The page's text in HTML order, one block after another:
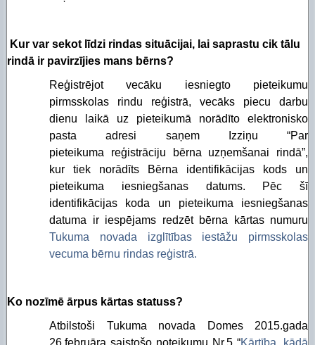
Kur var sekot līdzi rindas situācijai, lai saprastu cik tālu
rindā ir pavirzījies mans bērns?
Reģistrējot vecāku iesniegto pieteikumu
pirmsskolas rindu reģistrā, vecāks piecu darbu
dienu laikā uz pieteikumā norādīto elektronisko
pasta adresi saņem Izziņu “Par
pieteikuma reģistrāciju bērna uzņemšanai rindā”,
kur tiek norādīts Bērna identifikācijas kods un
pieteikuma iesniegšanas datums. Pēc šī
identifikācijas koda un pieteikuma iesniegšanas
datuma ir iespējams redzēt bērna kārtas numuru
Tukuma novada izglītības iestāžu pirmsskolas
vecuma bērnu rindas reģistrā.
Ko nozīmē ārpus kārtas statuss?
Atbilstoši Tukuma novada Domes 2015.gada
26.februāra saistošo noteikumu Nr.5 “Kārtība, kādā